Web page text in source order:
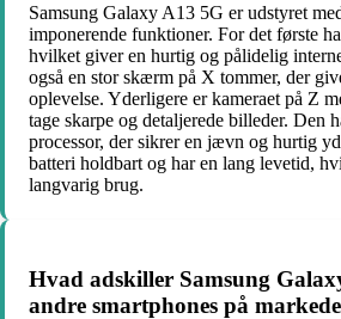
Samsung Galaxy A13 5G er udstyret
imponerende funktioner. For det første
hvilket giver en hurtig og pålidelig
også en stor skærm på X tommer, der
oplevelse. Yderligere er kameraet på Z
tage skarpe og detaljerede billeder. Den
processor, der sikrer en jævn og hurtig
batteri holdbart og har en lang levetid,
langvarig brug.
Hvad adskiller Samsung
andre smartphones på